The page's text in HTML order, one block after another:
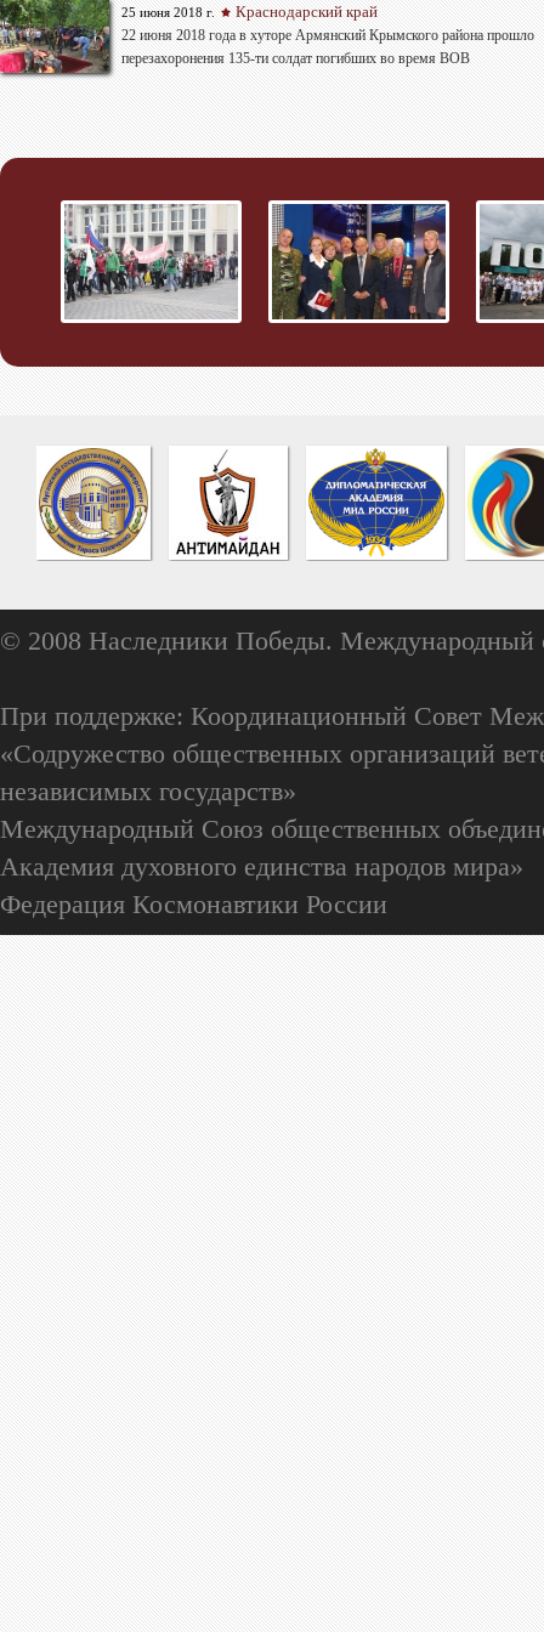
25 июня 2018 г. Краснодарский край
22 июня 2018 года в хуторе Армянский Крымского района прошло
перезахоронения 135-ти солдат погибших во время ВОВ
© 2008 Наследники Победы. Международный
При поддержке: Координационный Совет
«Содружество общественных организаций
независимых государств»
Международный Союз общественных
Академия духовного единства народов мира»
Федерация Космонавтики России